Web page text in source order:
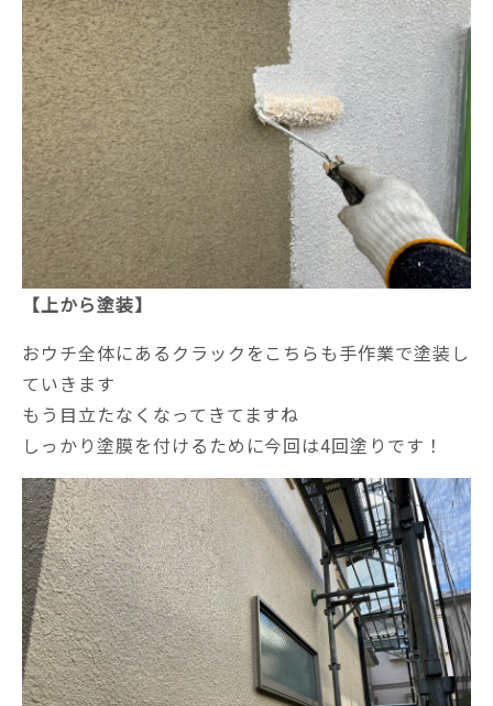
【上から塗装】
おウチ全体にあるクラックをこちらも手作業で塗装し
ていきます
もう目立たなくなってきてますね
しっかり塗膜を付けるために今回は4回塗りです！